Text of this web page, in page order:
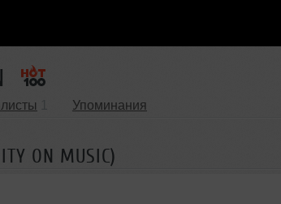
Упоминания
ON MUSIC)